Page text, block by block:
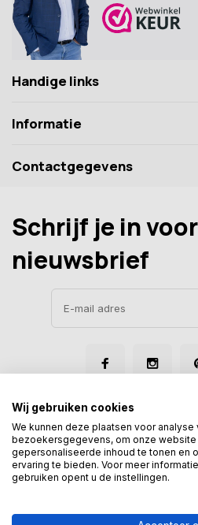
Handige links
Informatie
Contactgegevens
Schrijf je in
nieuwsbrief
Disclaimer Privacy
©
Wij gebruiken cookies
We kunnen deze plaatsen voor analyse
bezoekersgegevens, om onze
gepersonaliseerde inhoud te tonen en
ervaring te bieden. Voor meer
gebruiken opent u de instellingen.